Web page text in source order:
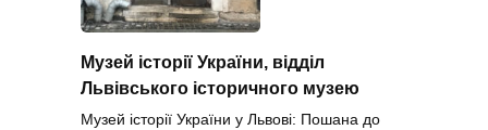
Музей історії України, відділ
Львівського історичного музею
Музей історії України у Львові: Пошана до